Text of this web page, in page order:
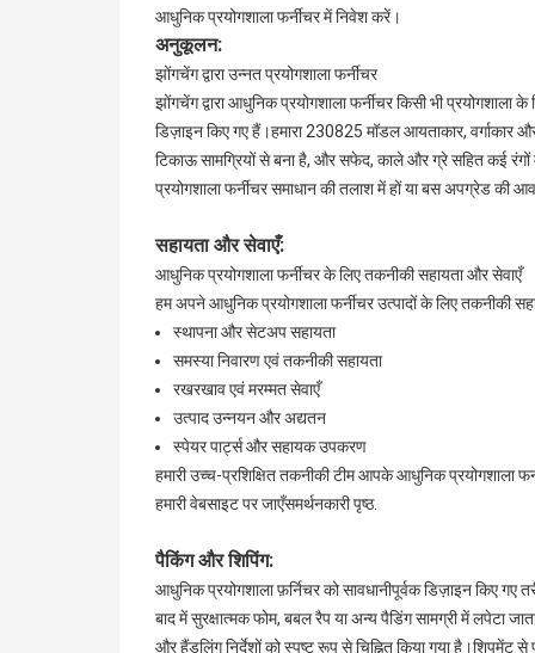
आधुनिक प्रयोगशाला फर्नीचर में निवेश करें।
अनुकूलन:
झोंगचेंग द्वारा उन्नत प्रयोगशाला फर्नीचर
झोंगचेंग द्वारा आधुनिक प्रयोगशाला फर्नीचर किसी भी प्रयोगशाला
डिज़ाइन किए गए हैं।हमारा 230825 मॉडल आयताकार,
टिकाऊ सामग्रियों से बना है, और सफेद, काले और ग्रे सहित कई
प्रयोगशाला फर्नीचर समाधान की तलाश में हों या बस अपग्रेड की
सहायता और सेवाएँ:
आधुनिक प्रयोगशाला फर्नीचर के लिए तकनीकी सहायता और सेवाएँ
हम अपने आधुनिक प्रयोगशाला फर्नीचर उत्पादों के लिए तकनीकी
स्थापना और सेटअप सहायता
समस्या निवारण एवं तकनीकी सहायता
रखरखाव एवं मरम्मत सेवाएँ
उत्पाद उन्नयन और अद्यतन
स्पेयर पार्ट्स और सहायक उपकरण
हमारी उच्च-प्रशिक्षित तकनीकी टीम आपके आधुनिक प्रयोगशाला
हमारी वेबसाइट पर जाएँसमर्थनकारी पृष्ठ.
पैकिंग और शिपिंग:
आधुनिक प्रयोगशाला फ़र्निचर को सावधानीपूर्वक डिज़ाइन किए गए
बाद में सुरक्षात्मक फोम, बबल रैप या अन्य पैडिंग सामग्री में लपेटा
और हैंडलिंग निर्देशों को स्पष्ट रूप से चिह्नित किया गया है।शिपमेंट